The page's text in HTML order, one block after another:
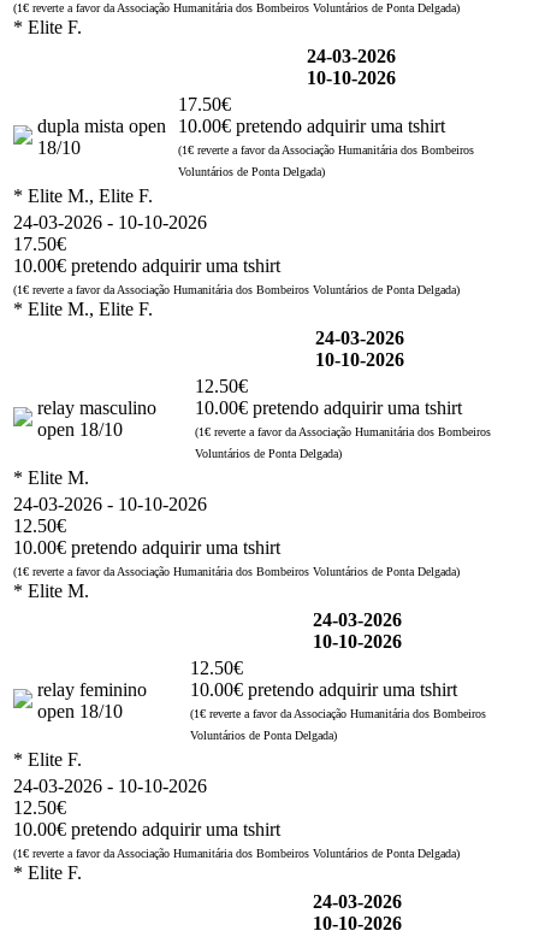
(1€ reverte a favor da Associação Humanitária dos Bombeiros Voluntários de Ponta Delgada)
* Elite F.
24-03-2026
10-10-2026
dupla mista open
18/10
17.50€
10.00€ pretendo adquirir uma tshirt
(1€ reverte a favor da Associação Humanitária dos Bombeiros
Voluntários de Ponta Delgada)
* Elite M., Elite F.
24-03-2026 - 10-10-2026
17.50€
10.00€ pretendo adquirir uma tshirt
(1€ reverte a favor da Associação Humanitária dos Bombeiros Voluntários de Ponta Delgada)
* Elite M., Elite F.
24-03-2026
10-10-2026
relay masculino
open 18/10
12.50€
10.00€ pretendo adquirir uma tshirt
(1€ reverte a favor da Associação Humanitária dos Bombeiros
Voluntários de Ponta Delgada)
* Elite M.
24-03-2026 - 10-10-2026
12.50€
10.00€ pretendo adquirir uma tshirt
(1€ reverte a favor da Associação Humanitária dos Bombeiros Voluntários de Ponta Delgada)
* Elite M.
24-03-2026
10-10-2026
relay feminino
open 18/10
12.50€
10.00€ pretendo adquirir uma tshirt
(1€ reverte a favor da Associação Humanitária dos Bombeiros
Voluntários de Ponta Delgada)
* Elite F.
24-03-2026 - 10-10-2026
12.50€
10.00€ pretendo adquirir uma tshirt
(1€ reverte a favor da Associação Humanitária dos Bombeiros Voluntários de Ponta Delgada)
* Elite F.
24-03-2026
10-10-2026